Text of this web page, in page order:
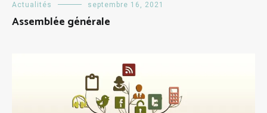
Actualités septembre 16, 2021
Assemblée générale